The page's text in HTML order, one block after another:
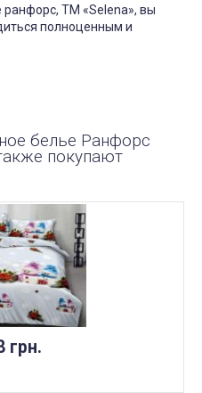
ранфорс, ТМ «Selena», вы
полноценным и
белье Ранфорс
покупают
грн.